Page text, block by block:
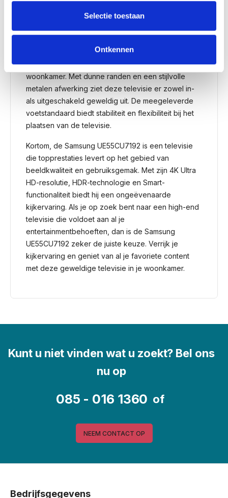
Selectie toestaan
Ontkennen
smartphone of tablet kunt spiegelen en content kunt
delen.
Het slanke en elegante ontwerp van de
UE55CU7192 past naadloos in elke moderne
woonkamer. Met dunne randen en een stijlvolle
metalen afwerking ziet deze televisie er zowel in-
als uitgeschakeld geweldig uit. De meegeleverde
voetstandaard biedt stabiliteit en flexibiliteit bij het
plaatsen van de televisie.
Kortom, de Samsung UE55CU7192 is een televisie
die topprestaties levert op het gebied van
beeldkwaliteit en gebruiksgemak. Met zijn 4K Ultra
HD-resolutie, HDR-technologie en Smart-
functionaliteit biedt hij een ongeëvenaarde
kijkervaring. Als je op zoek bent naar een high-end
televisie die voldoet aan al je
entertainmentbehoeften, dan is de Samsung
UE55CU7192 zeker de juiste keuze. Verrijk je
kijkervaring en geniet van al je favoriete content
met deze geweldige televisie in je woonkamer.
Kunt u niet vinden wat u zoekt? Bel ons
nu op
085 - 016 1360 of
NEEM CONTACT OP
Bedrijfsgegevens